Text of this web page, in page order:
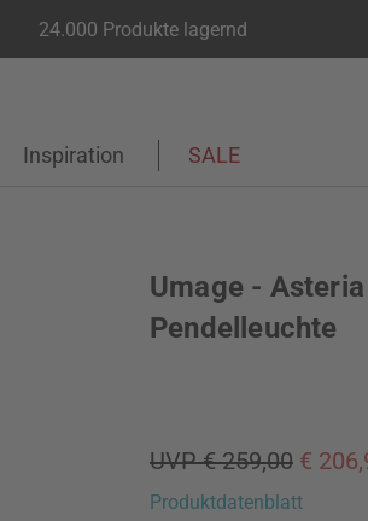
24.000 Produkte lagernd
Inspiration SALE
Umage -
Pendelleuchte
UVP € 259,00 €
Produktdatenblatt